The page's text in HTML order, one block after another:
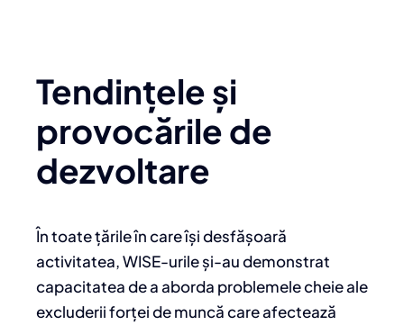
Tendințele și
provocările de
dezvoltare
În toate țările în care își desfășoară
activitatea, WISE-urile și-au demonstrat
capacitatea de a aborda problemele cheie ale
excluderii forței de muncă care afectează